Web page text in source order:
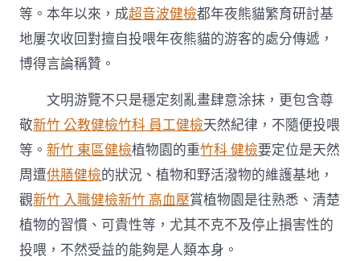
等。本年以來，成超音波健檢都年夜熊貓繁育研討基
地屢次收回對擅自投喂年夜熊貓的游客的處分傳遞，
博得言論稱贊。
文明游覽不只是穩定刻亂畫肆意涂抹，更包含尊
敬新竹 公教健檢竹科 員工健檢天然紀律，不隨便投喂
等。新竹 東區健檢植物園的重竹科 健檢要定位是天然
周遭供膳健檢的狀況、植物和野活潑物的維護基地，
觀新竹 入職健檢新竹 高血壓賞植物園是往熟悉、清楚
植物的習慣、可貴性等，尤其不克不及停止損害性的
投喂，不然受益的能夠是人類本身。